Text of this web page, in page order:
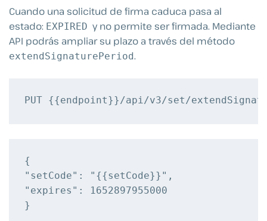
Cuando una solicitud de firma caduca pasa al
estado: EXPIRED y no permite ser firmada. Mediante
API podrás ampliar su plazo a través del método
extendSignaturePeriod.
{
"setCode": "{{setCode}}",
"expires": 1652897955000